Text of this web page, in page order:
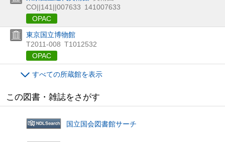
CO||141||007633 141007633
OPAC
東京国立博物館
T2011-008 T1012532
OPAC
すべての所蔵館を表示
この図書・雑誌をさがす
国立国会図書館サーチ